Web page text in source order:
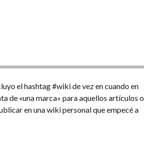
el hashtag #wiki de vez en cuando en
de «una marca» para aquellos artículos o
en una wiki personal que empecé a